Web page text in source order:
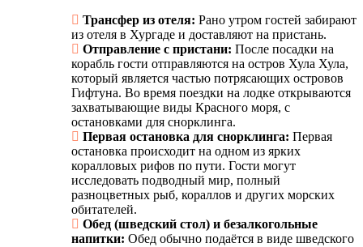
Трансфер из отеля: Рано утром гостей забирают
из отеля в Хургаде и доставляют на пристань.
Отправление с пристани: После посадки на
корабль гости отправляются на остров Хула Хула,
который является частью потрясающих островов
Гифтуна. Во время поездки на лодке открываются
захватывающие виды Красного моря, с
остановками для снорклинга.
Первая остановка для снорклинга: Первая
остановка происходит на одном из ярких
коралловых рифов по пути. Гости могут
исследовать подводный мир, полный
разноцветных рыб, кораллов и других морских
обитателей.
Обед (шведский стол) и безалкогольные
напитки: Обед обычно подаётся в виде шведского